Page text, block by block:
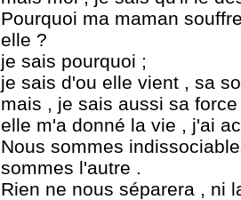
Pourquoi ma maman
elle ?
je sais pourquoi ;
je sais d'ou elle vient , sa
mais , je sais aussi sa
elle m'a donné la vie , j'ai
Nous sommes
sommes l'autre .
Rien ne nous séparera , ni